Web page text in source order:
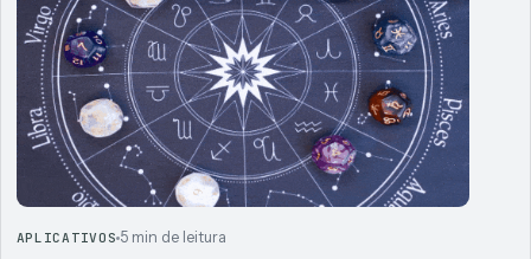
APLICATIVOS 5 min de leitura